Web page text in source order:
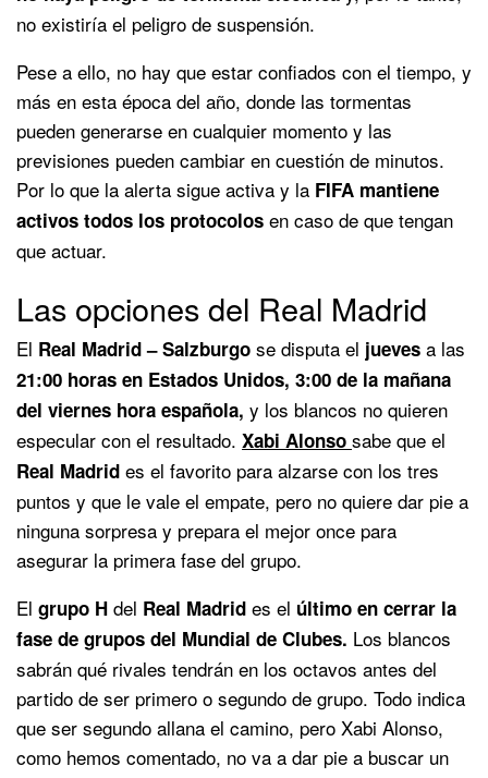
no existiría el peligro de suspensión.
Pese a ello, no hay que estar confiados con el tiempo, y
más en esta época del año, donde las tormentas
pueden generarse en cualquier momento y las
previsiones pueden cambiar en cuestión de minutos.
Por lo que la alerta sigue activa y la FIFA mantiene
activos todos los protocolos en caso de que tengan
que actuar.
Las opciones del Real Madrid
El Real Madrid – Salzburgo se disputa el jueves a las
21:00 horas en Estados Unidos, 3:00 de la mañana
del viernes hora española, y los blancos no quieren
especular con el resultado. Xabi Alonso sabe que el
Real Madrid es el favorito para alzarse con los tres
puntos y que le vale el empate, pero no quiere dar pie a
ninguna sorpresa y prepara el mejor once para
asegurar la primera fase del grupo.
El grupo H del Real Madrid es el último en cerrar la
fase de grupos del Mundial de Clubes. Los blancos
sabrán qué rivales tendrán en los octavos antes del
partido de ser primero o segundo de grupo. Todo indica
que ser segundo allana el camino, pero Xabi Alonso,
como hemos comentado, no va a dar pie a buscar un